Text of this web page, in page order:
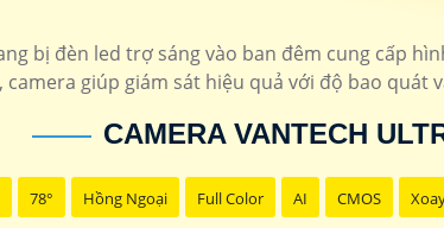
THÔNG TIN
7.400.000 VNĐ Bộ 4
1.400.000 VNĐhổ trợ thẻ
bị đèn led trợ sáng vào ban đêm cung cấp
camera giúp giám sát hiệu quả với độ bao quát
CAMERA VANTECH
78° Hồng Ngoại Full Color AI CMOS